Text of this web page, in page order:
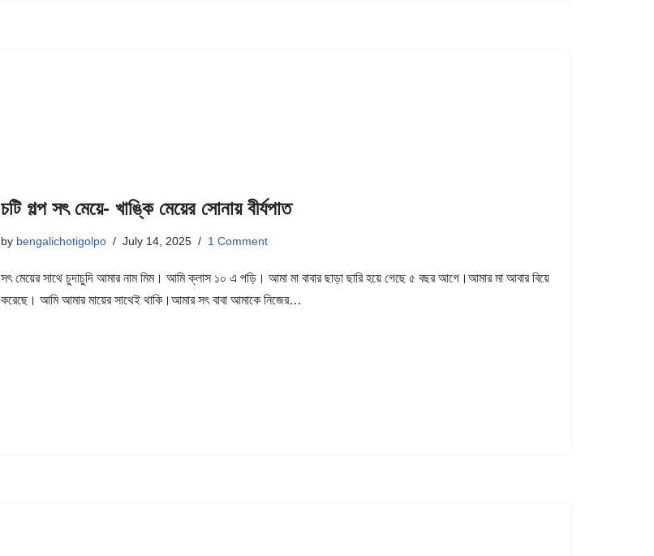
চটি গল্প সৎ মেয়ে- খাঙ্কি মেয়ের সোনায় বীর্যপাত
by bengalichotigolpo July 14, 2025 1 Comment
সৎ মেয়ের সাথে চুদাচুদি আমার নাম মিম। আমি ক্লাস ১০ এ পড়ি। আমা মা বাবার ছাড়া ছারি হয়ে গেছে ৫ বছর আগে।আমার মা আবার বিয়ে
করেছে। আমি আমার মায়ের সাথেই থাকি।আমার সৎ বাবা আমাকে নিজের…